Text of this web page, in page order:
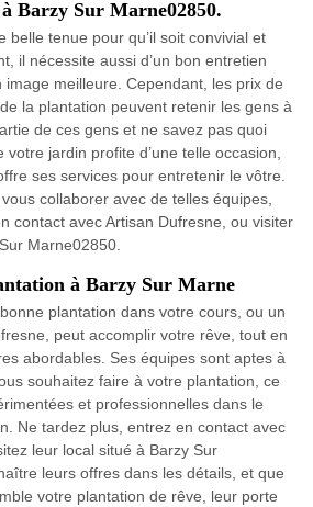
Barzy Sur Marne02850.
belle tenue pour qu’il soit convivial et
il nécessite aussi d’un bon entretien
meilleure. Cependant, les prix de
la plantation peuvent retenir les gens à
de ces gens et ne savez pas quoi
jardin profite d’une telle occasion,
ses services pour entretenir le vôtre.
collaborer avec de telles équipes,
contact avec Artisan Dufresne, ou visiter
Marne02850.
à Barzy Sur Marne
plantation dans votre cours, ou un
peut accomplir votre rêve, tout en
abordables. Ses équipes sont aptes à
souhaitez faire à votre plantation, ce
et professionnelles dans le
Ne tardez plus, entrez en contact avec
leur local situé à Barzy Sur
leurs offres dans les détails, et que
votre plantation de rêve, leur porte